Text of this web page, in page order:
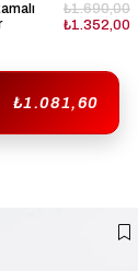
₺1.352,00
₺1.690,00
₺1.081,60